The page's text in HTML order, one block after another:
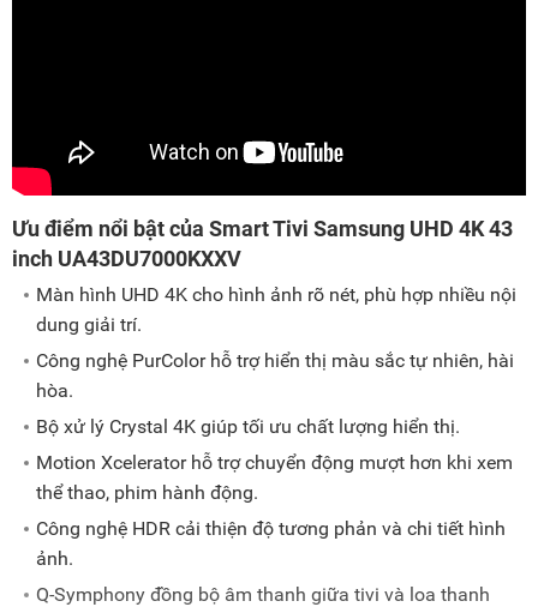
Ưu điểm nổi bật của Smart Tivi Samsung UHD 4K 43
inch UA43DU7000KXXV
Màn hình UHD 4K cho hình ảnh rõ nét, phù hợp nhiều nội
dung giải trí.
Công nghệ PurColor hỗ trợ hiển thị màu sắc tự nhiên, hài
hòa.
Bộ xử lý Crystal 4K giúp tối ưu chất lượng hiển thị.
Motion Xcelerator hỗ trợ chuyển động mượt hơn khi xem
thể thao, phim hành động.
Công nghệ HDR cải thiện độ tương phản và chi tiết hình
ảnh.
Q-Symphony đồng bộ âm thanh giữa tivi và loa thanh